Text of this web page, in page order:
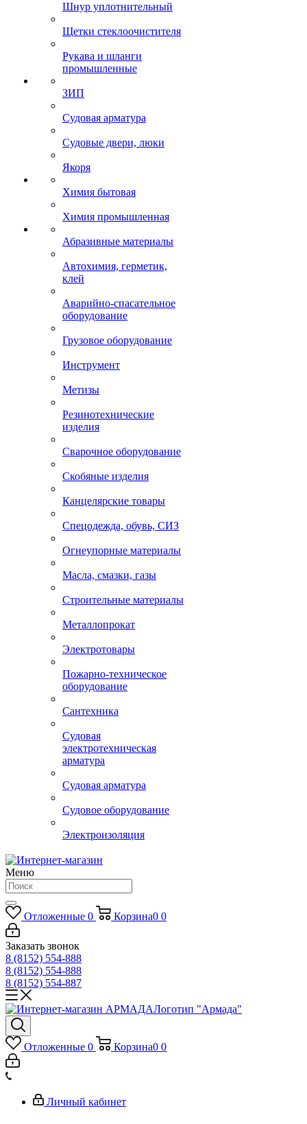
Шнур уплотнительный
Щетки стеклоочистителя
Рукава и шланги
промышленные
ЗИП
Судовая арматура
Судовые двери, люки
Якоря
Химия бытовая
Химия промышленная
Абразивные материалы
Автохимия, герметик,
клей
Аварийно-спасательное
оборудование
Грузовое оборудование
Инструмент
Метизы
Резинотехнические
изделия
Сварочное оборудование
Скобяные изделия
Канцелярские товары
Спецодежда, обувь, СИЗ
Огнеупорные материалы
Масла, смазки, газы
Строительные материалы
Металлопрокат
Электротовары
Пожарно-техническое
оборудование
Сантехника
Судовая
электротехническая
арматура
Судовая арматура
Судовое оборудование
Электроизоляция
Меню
Отложенные 0 Корзина0 0
Заказать звонок
8 (8152) 554-888
8 (8152) 554-888
8 (8152) 554-887
Логотип "Армада"
Отложенные 0 Корзина0 0
Личный кабинет